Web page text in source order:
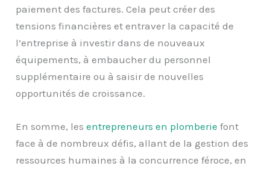
paiement des factures. Cela peut créer des
tensions financières et entraver la capacité de
l’entreprise à investir dans de nouveaux
équipements, à embaucher du personnel
supplémentaire ou à saisir de nouvelles
opportunités de croissance.
En somme, lesentrepreneurs en plomberie font
face à de nombreux défis, allant de la gestion des
ressources humaines à la concurrence féroce, en